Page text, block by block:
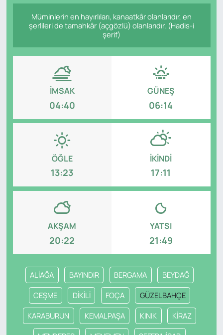
Müminlerin en hayırlıları, kanaatkâr olanlarıdır, en
şerlileri de tamahkâr (açgözlü) olanlarıdır. (Hadis-i
şerif)
İMSAK
04:40
GÜNEŞ
06:14
ÖĞLE
13:23
İKINDI
17:11
AKŞAM
20:22
YATSI
21:49
ALİAĞA BAYINDIR BERGAMA BEYDAĞ
CEŞME DİKİLİ FOÇA GÜZELBAHÇE
KARABURUN KEMALPAŞA KINIK KİRAZ
Genel
Özel Haber
POLİTİKA
Siyaset
Web Tv